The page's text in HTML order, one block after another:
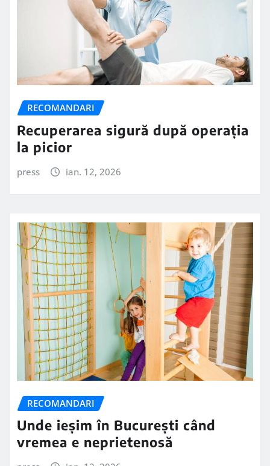
RECOMANDARI
Recuperarea sigură după operația
la picior
press ian. 12, 2026
RECOMANDARI
Unde ieșim în București când
vremea e neprietenosă